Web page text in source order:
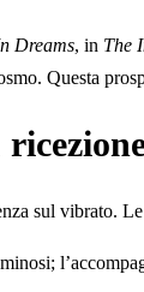
Dreams, in The
Questa
sul vibrato.